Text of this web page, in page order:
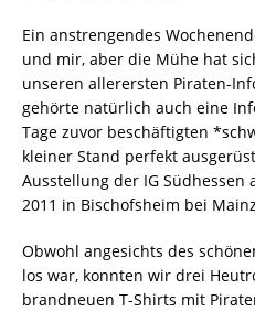
Ein anstrengendes
und mir, aber die Mühe hat
unseren allerersten Piraten-
gehörte natürlich auch eine
Tage zuvor beschäftigten
kleiner Stand perfekt
Ausstellung der IG Südhessen
2011 in Bischofsheim bei
Obwohl angesichts des
los war, konnten wir drei
brandneuen T-Shirts mit